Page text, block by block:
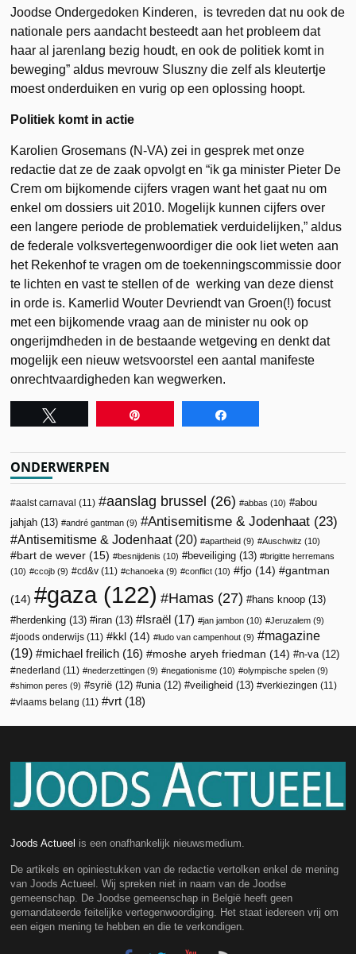
Joodse Ondergedoken Kinderen, is tevreden dat nu ook de
nationale pers aandacht besteedt aan het probleem dat
haar al jarenlang bezig houdt, en ook de politiek komt in
beweging” aldus mevrouw Sluszny die zelf als kleutertje
moest onderduiken en vurig op een oplossing hoopt.
Politiek komt in actie
Karolien Grosemans (N-VA) zei in gesprek met onze
redactie dat ze de zaak opvolgt en “ik ga minister Pieter De
Crem om bijkomende cijfers vragen want het gaat nu om
enkel om dossiers uit 2010. Mogelijk kunnen cijfers over
een langere periode de problematiek verduidelijken,” aldus
de federale volksvertegenwoordiger die ook liet weten aan
het Rekenhof te vragen om de toekenningscommissie door
te lichten en vast te stellen of de werking van deze dienst
in orde is. Kamerlid Wouter Devriendt van Groen(!) focust
met een bijkomende vraag aan de minister nu ook op
ongerijmdheden in de bestaande wetgeving en denkt dat
mogelijk een nieuw wetsvoorstel een aantal manifeste
onrechtvaardigheden kan wegwerken.
ONDERWERPEN
aalst carnaval (11) aanslag brussel (26) abbas (10)
abou
jahjah (13) andré gantman (9) Antisemitisme & Jodenhaat (23)
Antisemitisme & Jodenhaat(20) apartheid (9) Auschwitz (10)
bart de wever (15) besnijdenis (10) beveiliging (13)
brigitte herremans
(10)
ccojb (9) cd&v (11) chanoeka (9) conflict (10) fjo (14) gantman
(14) gaza(122) Hamas (27) hans knoop (13)
herdenking (13) iran (13) Israël (17) jan jambon (10) Jeruzalem (9)
joods onderwijs (11) kkl (14) ludo van campenhout (9)
magazine
(19)
michael freilich (16) moshe aryeh friedman (14) n-va(12)
nederland (11) nederzettingen (9) negationisme (10) olympische spelen (9)
shimon peres (9) syrië (12) unia(12) veiligheid (13) verkiezingen (11)
vlaams belang (11) vrt (18)
Joods Actueel is een onafhankelijk nieuwsmedium.
De artikels en opiniestukken van de redactie vertolken enkel de mening
van Joods Actueel. Wij spreken niet in naam van de Joodse
gemeenschap. De Joodse gemeenschap in België heeft geen
gemandateerde feitelijke vertegenwoordiging. Het staat iedereen vrij om
een eigen mening te hebben en die te verkondigen.